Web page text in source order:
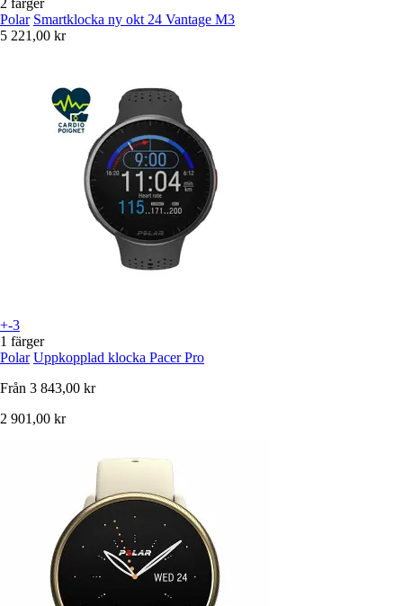
Polar Smartklocka ny okt 24 Vantage M3
5 221,00 kr
+-3
1 färger
Polar Uppkopplad klocka Pacer Pro
Från 3 843,00 kr
2 901,00 kr